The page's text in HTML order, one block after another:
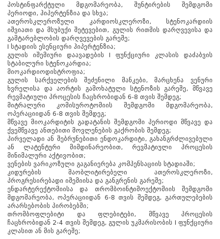
პოსტინფარქტული მდგომარეობა, შუნტირების შემდგომი
პერიოდი, ჰიპერტენზია და სხვა;
ათეროსკლეროზული კარდიოსკლეროზი, სტენოკარდიის
იშვიათი და მსუბუქი შეტევებით, გულის რითმის დარღვევისა და
გამტარებლობის დარღვევების გარეშე;
I სტადიის ესენციური ჰიპერტენზია;
გულის იშემიური დაავადების I ფუნქციური კლასის დაძაბვის
სტაბილური სტენოკარდია;
მიოკარდიოდისტროფია;
გულის სარქველების შეძენილი მანკები, მარცხენა ვენური
ხვრელისა და აორტის გამოხატული სტენოზის გარეშე, მწვავე
რევმატიული პროცესის ჩაცხრობიდან 6-8 თვის შემდეგ;
მიტრალური კომისუროტომიის შემდგომი მდგომარეობა,
ოპერაციიდან 6-8 თვის შემდეგ;
მწვავე მიოკარდიტის გადატანის შემდგომი პერიოდი მწვავე და
ქვემწვავე ანთებითი მოვლენების გაქრობის შემდეგ;
პირველადი ან შებრუნებითი ენდოკარდიტი, გახანგრძლივებული
ან ლატენტური მიმდინარეობით, რევმატიული პროცესის
მინიმალური აქტივობით;
ვენების ვარიკოზული გაგანიერება კომპენსაციის სტადიაში;
კიდურების მაობლიტირებელი ათეროსკლეროზი,
პროგრესირებადი იშემიისა და განგრენის გარეშე;
ენდარტერექტომიისა და თრომბოინტიმოექტომიის შემდგომი
მდგომარეობა, ოპერაციიდან 6-8 თვის შემდეგ, გართულებების
არარსებობის პირობებში;
თრომბოფლებიტი და ფლებიტები, მწვავე პროცესის
ჩაცხრობიდან 2-4 თვის შემდეგ, გულის უკმარისობის I ფუნქციური
კლასით ან მის გარეშე;